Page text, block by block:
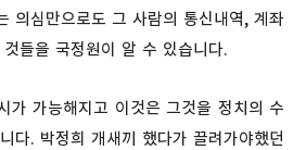
의심만으로도 그 사람의 통신내역, 계좌
들을 국정원이 알 수 있습니다.
가 가능해지고 이것은 그것을 정치의 수
다. 박정희 개새끼 했다가 끌려가야했던